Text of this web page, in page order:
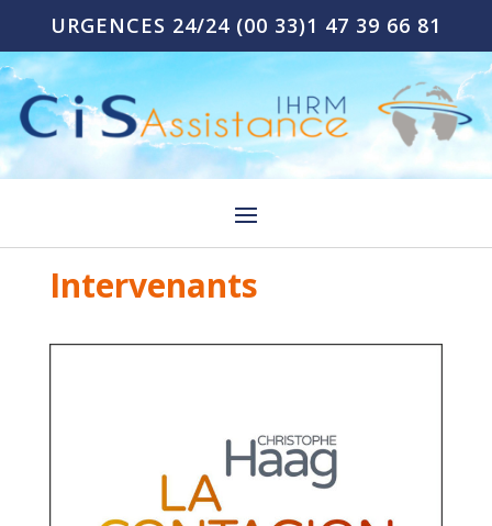
URGENCES 24/24 (00 33)1 47 39 66 81
Intervenants